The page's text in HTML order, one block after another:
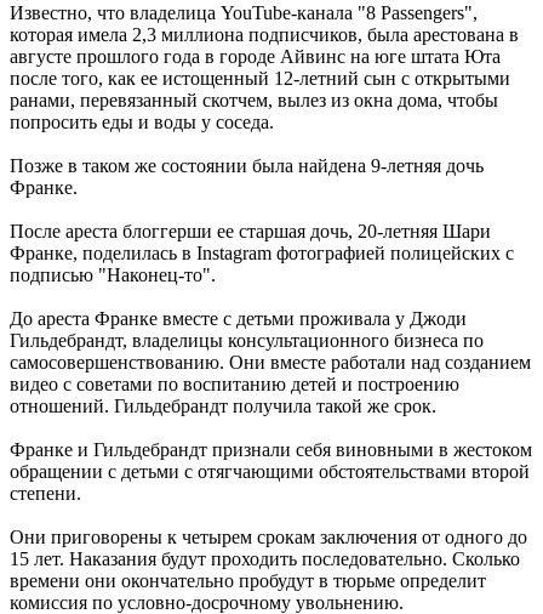
Известно, что владелица YouTube-канала "8 Passengers",
которая имела 2,3 миллиона подписчиков, была арестована в
августе прошлого года в городе Айвинс на юге штата Юта
после того, как ее истощенный 12-летний сын с открытыми
ранами, перевязанный скотчем, вылез из окна дома, чтобы
попросить еды и воды у соседа.
Позже в таком же состоянии была найдена 9-летняя дочь
Франке.
После ареста блоггерши ее старшая дочь, 20-летняя Шари
Франке, поделилась в Instagram фотографией полицейских с
подписью "Наконец-то".
До ареста Франке вместе с детьми проживала у Джоди
Гильдебрандт, владелицы консультационного бизнеса по
самосовершенствованию. Они вместе работали над созданием
видео с советами по воспитанию детей и построению
отношений. Гильдебрандт получила такой же срок.
Франке и Гильдебрандт признали себя виновными в жестоком
обращении с детьми с отягчающими обстоятельствами второй
степени.
Они приговорены к четырем срокам заключения от одного до
15 лет. Наказания будут проходить последовательно. Сколько
времени они окончательно пробудут в тюрьме определит
комиссия по условно-досрочному увольнению.